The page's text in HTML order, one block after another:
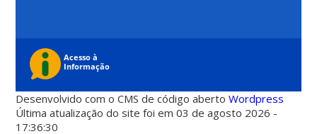
Desenvolvido com o CMS de código abertoWordpress
Última atualização do site foi em 03 de agosto 2026 -
17:36:30